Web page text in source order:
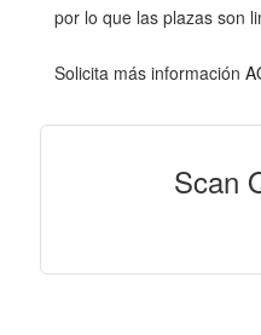
por lo que las plazas son
Solicita más información
Scan